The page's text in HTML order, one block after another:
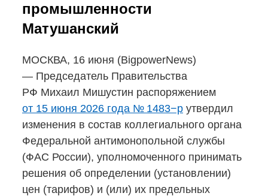
промышленности
Матушанский
МОСКВА, 16 июня (BigpowerNews)
— Председатель Правительства
РФ Михаил Мишустин распоряжением
от 15 июня 2026 года № 1483−р утвердил
изменения в состав коллегиального органа
Федеральной антимонопольной службы
(ФАС России), уполномоченного принимать
решения об определении (установлении)
цен (тарифов) и (или) их предельных